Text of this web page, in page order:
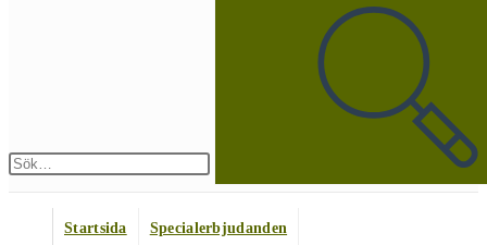
Startsida
Specialerbjudanden